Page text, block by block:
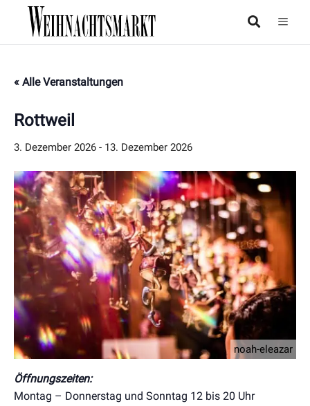
« Alle Veranstaltungen
Rottweil
3. Dezember 2026 - 13. Dezember 2026
noah-eleazar
Öffnungszeiten:
Montag – Donnerstag und Sonntag 12 bis 20 Uhr